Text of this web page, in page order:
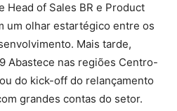
Head of Sales BR e Product
um olhar estartégico entre os
Mais tarde,
Abastece nas regiões Centro-
do kick-off do relançamento
grandes contas do setor.